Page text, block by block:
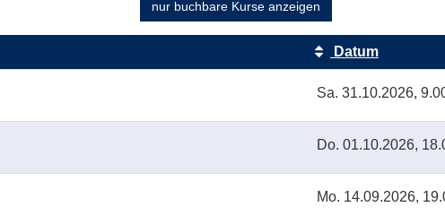
nur buchbare Kurse anzeigen
Datum
Sa. 31.10.2026,
Do. 01.10.2026,
Mo. 14.09.2026,